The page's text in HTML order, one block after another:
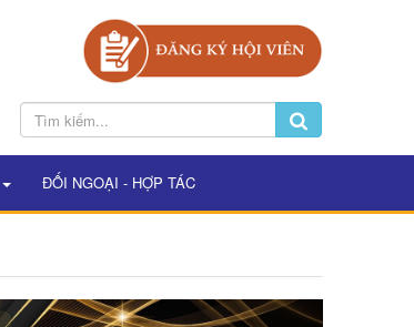
ĐỐI NGOẠI - HỢP TÁC